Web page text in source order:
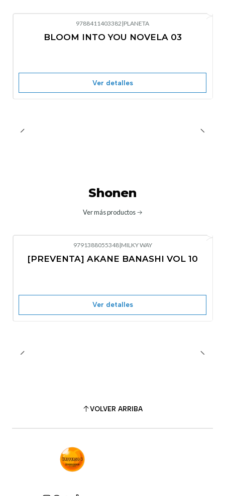
Nuevo
9788411403382 |PLANETA
BLOOM INTO YOU NOVELA 03
Ver detalles
Shonen
Ver más productos
No disponible
9791388055348|MILKY WAY
[PREVENTA] AKANE BANASHI VOL 10
Ver detalles
VOLVER ARRIBA